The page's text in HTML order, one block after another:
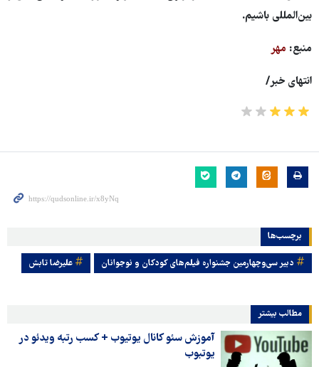
بین‌المللی باشیم.
منبع: مهر
انتهای خبر/
برچسب‌ها
دبیر سی‌وچهارمین جشنواره فیلم‌های کودکان و نوجوانان علیرضا تابش
مطالب بیشتر
آموزش سئو کانال یوتیوب + کسب رتبه ویدئو در
یوتبوب